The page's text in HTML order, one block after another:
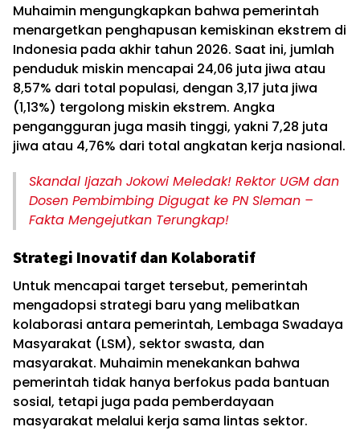
Muhaimin mengungkapkan bahwa pemerintah
menargetkan penghapusan kemiskinan ekstrem di
Indonesia pada akhir tahun 2026. Saat ini, jumlah
penduduk miskin mencapai 24,06 juta jiwa atau
8,57% dari total populasi, dengan 3,17 juta jiwa
(1,13%) tergolong miskin ekstrem. Angka
pengangguran juga masih tinggi, yakni 7,28 juta
jiwa atau 4,76% dari total angkatan kerja nasional.
Skandal Ijazah Jokowi Meledak! Rektor UGM dan
Dosen Pembimbing Digugat ke PN Sleman –
Fakta Mengejutkan Terungkap!
Strategi Inovatif dan Kolaboratif
Untuk mencapai target tersebut, pemerintah
mengadopsi strategi baru yang melibatkan
kolaborasi antara pemerintah, Lembaga Swadaya
Masyarakat (LSM), sektor swasta, dan
masyarakat. Muhaimin menekankan bahwa
pemerintah tidak hanya berfokus pada bantuan
sosial, tetapi juga pada pemberdayaan
masyarakat melalui kerja sama lintas sektor.